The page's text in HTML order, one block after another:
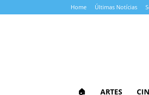
Home Últimas Notícias
🏠 ARTES